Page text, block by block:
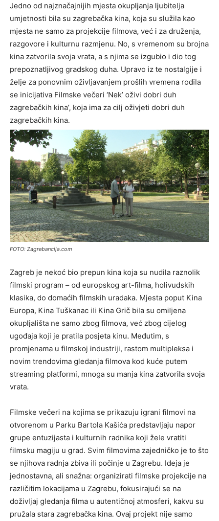
Jedno od najznačajnijih mjesta okupljanja ljubitelja
umjetnosti bila su zagrebačka kina, koja su služila kao
mjesta ne samo za projekcije filmova, već i za druženja,
razgovore i kulturnu razmjenu. No, s vremenom su brojna
kina zatvorila svoja vrata, a s njima se izgubio i dio tog
prepoznatljivog gradskog duha. Upravo iz te nostalgije i
želje za ponovnim oživljavanjem prošlih vremena rodila
se inicijativa Filmske večeri ‘Nek’ oživi dobri duh
zagrebačkih kina’, koja ima za cilj oživjeti dobri duh
zagrebačkih kina.
FOTO: Zagrebancija.com
Zagreb je nekoć bio prepun kina koja su nudila raznolik
filmski program – od europskog art-filma, holivudskih
klasika, do domaćih filmskih uradaka. Mjesta poput Kina
Europa, Kina Tuškanac ili Kina Grič bila su omiljena
okupljališta ne samo zbog filmova, već zbog cijelog
ugođaja koji je pratila posjeta kinu. Međutim, s
promjenama u filmskoj industriji, rastom multipleksa i
novim trendovima gledanja filmova kod kuće putem
streaming platformi, mnoga su manja kina zatvorila svoja
vrata.
Filmske večeri na kojima se prikazuju igrani filmovi na
otvorenom u Parku Bartola Kašića predstavljaju napor
grupe entuzijasta i kulturnih radnika koji žele vratiti
filmsku magiju u grad. Svim filmovima zajedničko je to što
se njihova radnja zbiva ili počinje u Zagrebu. Ideja je
jednostavna, ali snažna: organizirati filmske projekcije na
različitim lokacijama u Zagrebu, fokusirajući se na
doživljaj gledanja filma u autentičnoj atmosferi, kakvu su
pružala stara zagrebačka kina. Ovaj projekt nije samo